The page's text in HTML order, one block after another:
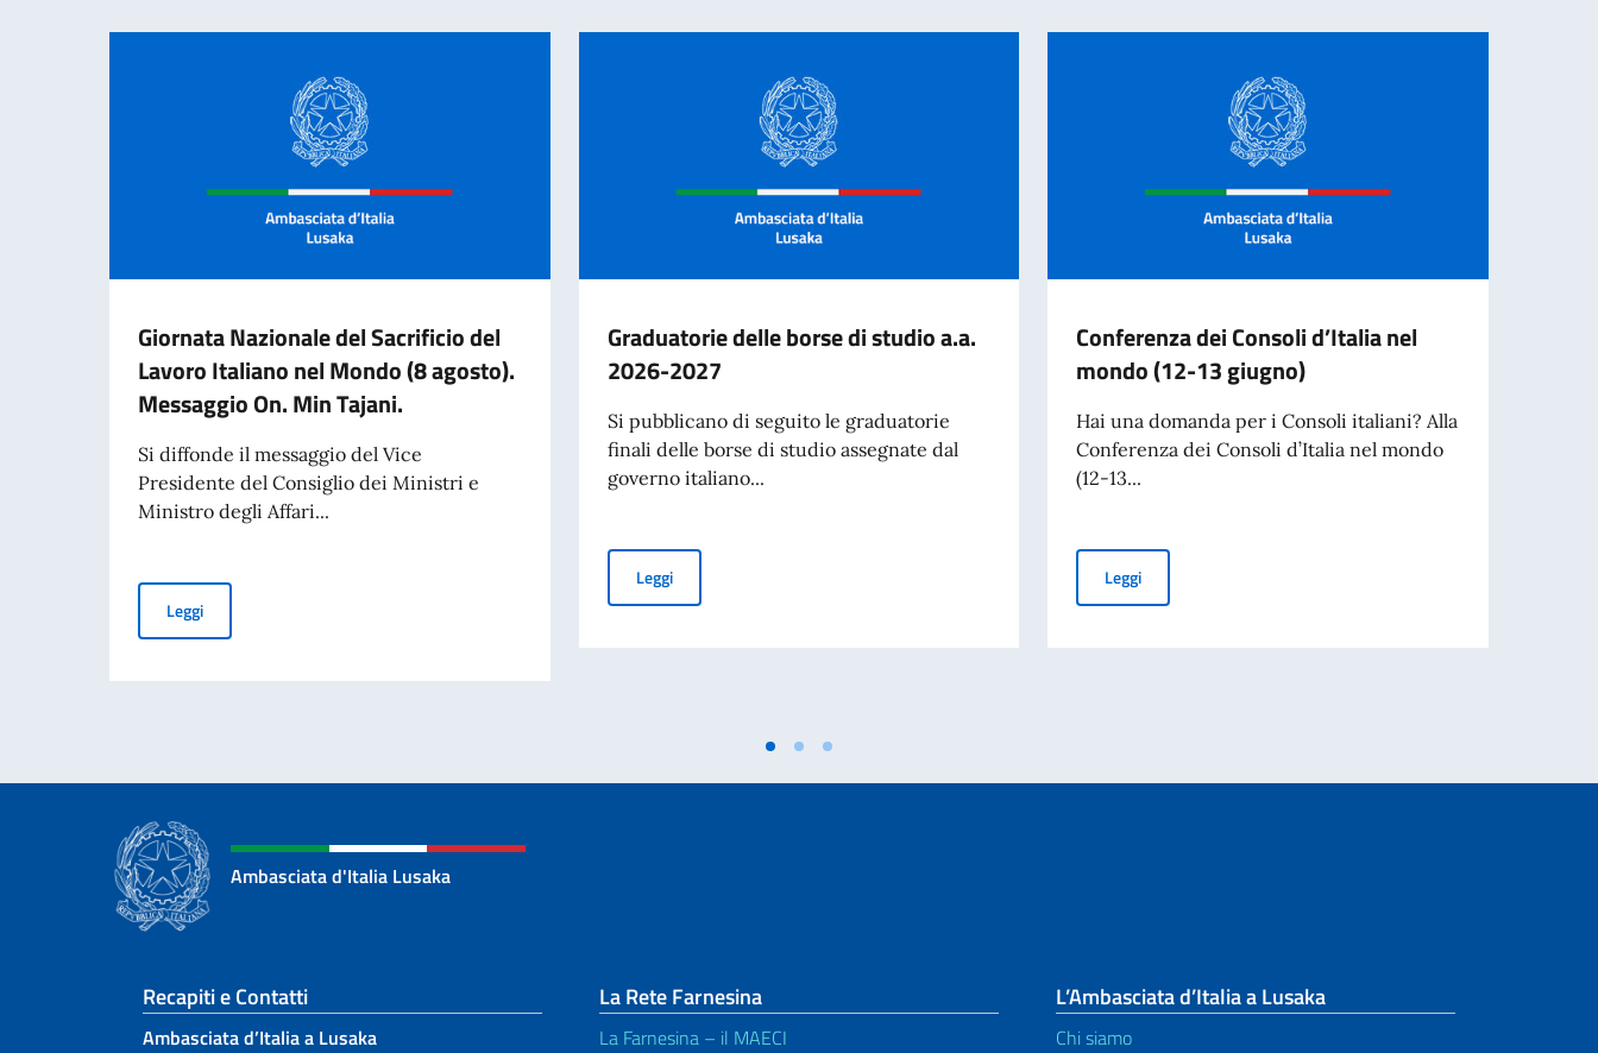
Giornata Nazionale del Sacrificio del
Lavoro Italiano nel Mondo (8 agosto).
Messaggio On. Min Tajani.
Si diffonde il messaggio del Vice
Presidente del Consiglio dei Ministri e
Ministro degli Affari...
LeggiGiornata Nazionale del Sacrificio del Lavoro Italiano nel Mondo (8 agosto). Messaggio On. Min Tajani.
Graduatorie delle borse di studio a.a.
2026-2027
Si pubblicano di seguito le graduatorie
finali delle borse di studio assegnate dal
governo italiano...
LeggiGraduatorie delle borse di studio a.a. 2026-2027
Conferenza dei Consoli d’Italia nel
mondo (12-13 giugno)
Hai una domanda per i Consoli italiani? Alla
Conferenza dei Consoli d’Italia nel mondo
(12-13...
LeggiConferenza dei Consoli d’Italia nel mondo (12-13 giugno)
Ambasciata d'Italia Lusaka
Sezione footer
Recapiti e Contatti
Ambasciata d’Italia a Lusaka
La Rete Farnesina
La Farnesina – il MAECI
L’Ambasciata d’Italia a Lusaka
Chi siamo